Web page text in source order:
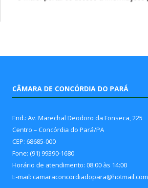
CÂMARA DE CONCÓRDIA DO PARÁ
End.: Av. Marechal Deodoro da Fonseca, 225
Centro – Concórdia do Pará/PA
CEP: 68685-000
Fone: (91) 99390-1680
Horário de atendimento: 08:00 às 14:00
E-mail: camaraconcordiadopara@hotmail.com